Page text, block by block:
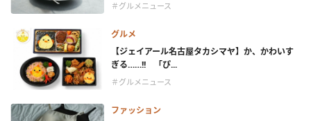
＃グルメニュース
グルメ
【ジェイアール名古屋タカシマヤ】か、かわいす
ぎる……!! 「ぴ...
＃グルメニュース
ファッション